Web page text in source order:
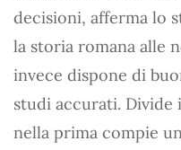
decisioni, afferma lo
la storia romana alle
invece dispone di
studi accurati.
nella prima compie